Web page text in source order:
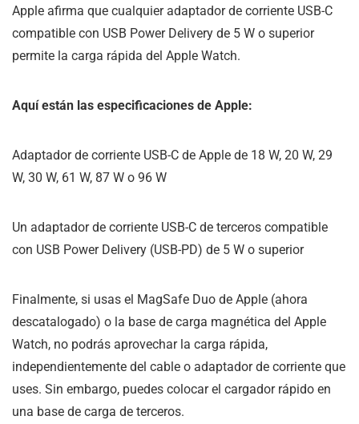
Apple afirma que cualquier adaptador de corriente USB-C
compatible con USB Power Delivery de 5 W o superior
permite la carga rápida del Apple Watch.
Aquí están las especificaciones de Apple:
Adaptador de corriente USB-C de Apple de 18 W, 20 W, 29
W, 30 W, 61 W, 87 W o 96 W
Un adaptador de corriente USB-C de terceros compatible
con USB Power Delivery (USB-PD) de 5 W o superior
Finalmente, si usas el MagSafe Duo de Apple (ahora
descatalogado) o la base de carga magnética del Apple
Watch, no podrás aprovechar la carga rápida,
independientemente del cable o adaptador de corriente que
uses. Sin embargo, puedes colocar el cargador rápido en
una base de carga de terceros.